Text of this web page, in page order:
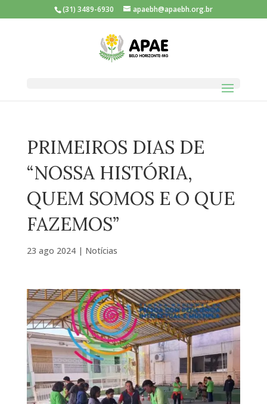
(31) 3489-6930 apaebh@apaebh.org.br
PRIMEIROS DIAS DE
“NOSSA HISTÓRIA,
QUEM SOMOS E O QUE
FAZEMOS”
23 ago 2024| Notícias